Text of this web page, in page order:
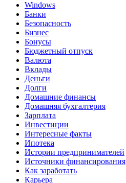
Windows
Банки
Безопасность
Бизнес
Бонусы
Бюджетный отпуск
Валюта
Вклады
Деньги
Долги
Домашние финансы
Домашняя бухгалтерия
Зарплата
Инвестиции
Интересные факты
Ипотека
Истории предпринимателей
Источники финансирования
Как заработать
Карьера